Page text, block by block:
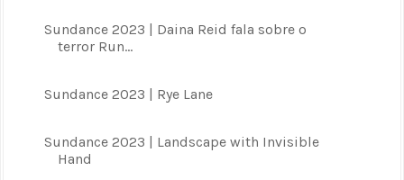
Sundance 2023 | Daina Reid fala sobre o
terror Run...
Sundance 2023 | Rye Lane
Sundance 2023 | Landscape with Invisible
Hand